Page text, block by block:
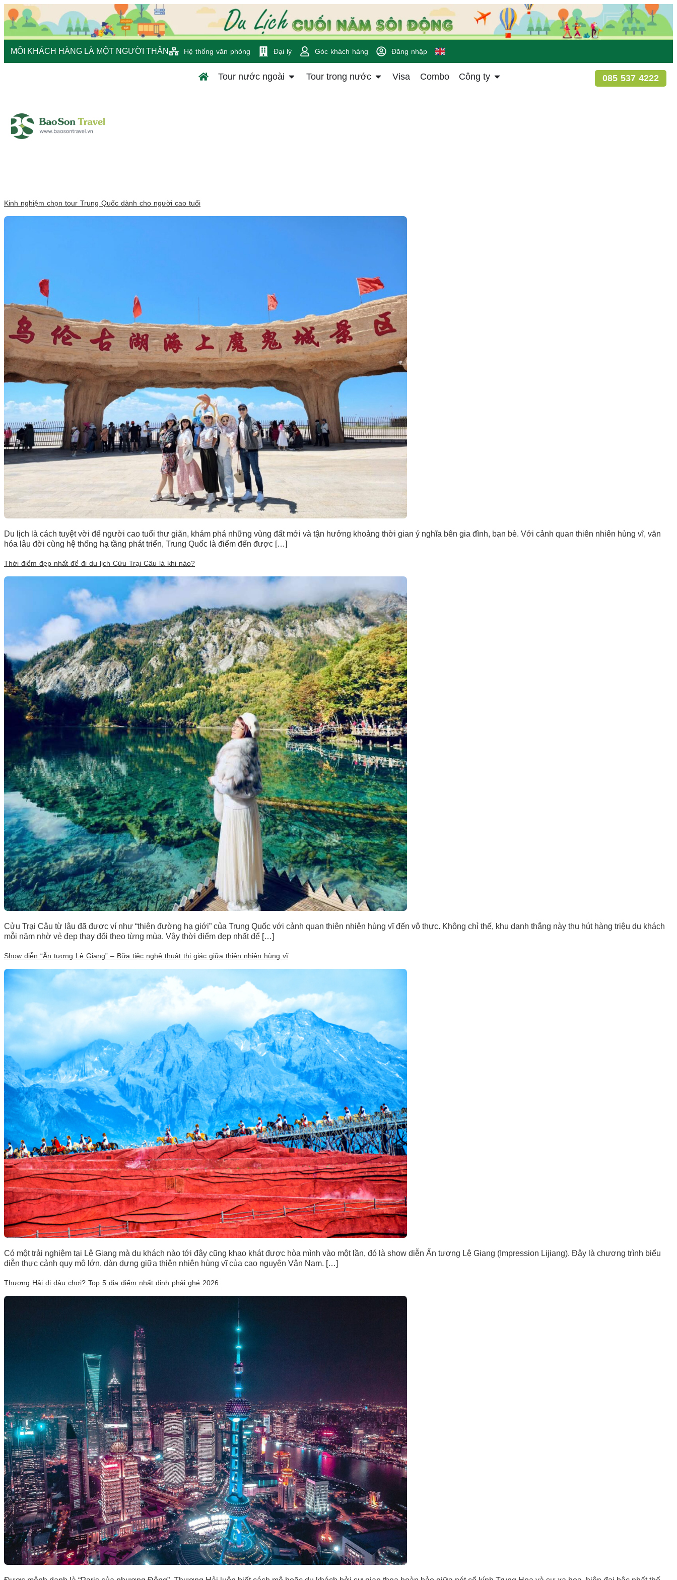
MỖI KHÁCH HÀNG LÀ MỘT NGƯỜI THÂN Hệ thống văn phòng Đại lý Góc khách hàng Đăng nhập
Tour nước ngoài Tour trong nước Visa Combo Công ty 085 537 4222
Kinh nghiệm chọn tour Trung Quốc dành cho người cao tuổi
Du lịch là cách tuyệt vời để người cao tuổi thư giãn, khám phá những vùng đất mới và tận hưởng khoảng thời gian ý nghĩa bên gia đình, bạn bè. Với cảnh quan thiên nhiên hùng vĩ, văn
hóa lâu đời cùng hệ thống hạ tầng phát triển, Trung Quốc là điểm đến được […]
Thời điểm đẹp nhất để đi du lịch Cửu Trại Câu là khi nào?
Cửu Trại Câu từ lâu đã được ví như “thiên đường hạ giới” của Trung Quốc với cảnh quan thiên nhiên hùng vĩ đến vô thực. Không chỉ thế, khu danh thắng này thu hút hàng triệu du khách
mỗi năm nhờ vẻ đẹp thay đổi theo từng mùa. Vậy thời điểm đẹp nhất để […]
Show diễn “Ấn tượng Lệ Giang” – Bữa tiệc nghệ thuật thị giác giữa thiên nhiên hùng vĩ
Có một trải nghiệm tại Lệ Giang mà du khách nào tới đây cũng khao khát được hòa mình vào một lần, đó là show diễn Ấn tượng Lệ Giang (Impression Lijiang). Đây là chương trình biểu
diễn thực cảnh quy mô lớn, dàn dựng giữa thiên nhiên hùng vĩ của cao nguyên Vân Nam. […]
Thượng Hải đi đâu chơi? Top 5 địa điểm nhất định phải ghé 2026